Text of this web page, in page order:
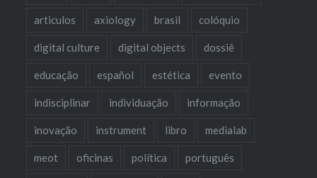
articulos axiology brasil colóquio
digital culture digital objects dossiê
educação español estética evento
indisciplinar individuação informação
inovação instrument libro medialab
meot oficinas política português